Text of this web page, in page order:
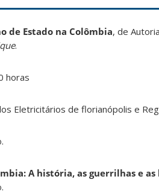
de Estado na Colômbia, de
.
horas
Eletricitários de florianópolis e
A história, as guerrilhas e as